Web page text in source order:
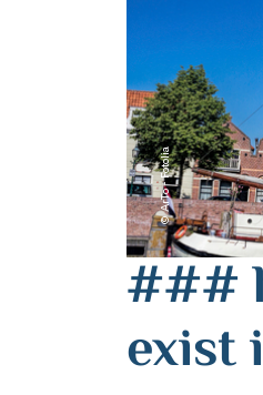
© ArTo - Fotolia
###
exist